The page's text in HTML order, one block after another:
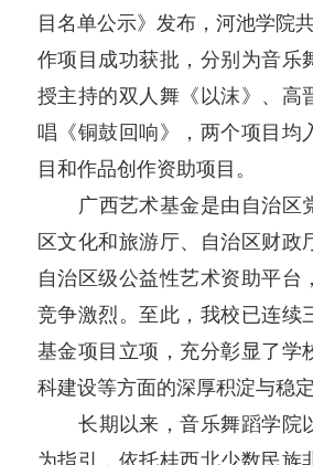
目名单公示》发布，河池学院
作项目成功获批，分别为音乐
授主持的双人舞《以沫》、高
唱《铜鼓回响》，两个项目均
目和作品创作资助项目。
广西艺术基金是由自治区
区文化和旅游厅、自治区财政
自治区级公益性艺术资助平台
竞争激烈。至此，我校已连续
基金项目立项，充分彰显了学
科建设等方面的深厚积淀与稳定
长期以来，音乐舞蹈学院